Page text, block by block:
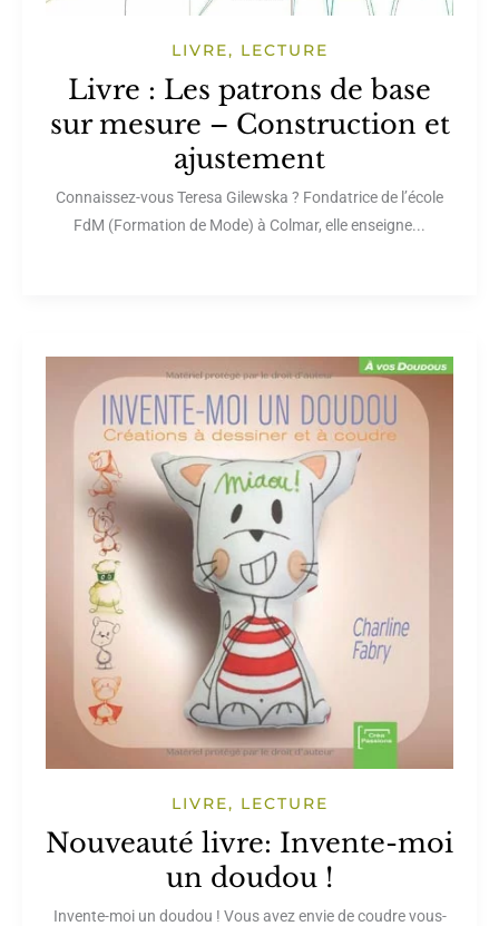
LIVRE, LECTURE
Livre : Les patrons de base
sur mesure – Construction et
ajustement
Connaissez-vous Teresa Gilewska ? Fondatrice de l’école
FdM (Formation de Mode) à Colmar, elle enseigne...
LIVRE, LECTURE
Nouveauté livre: Invente-moi
un doudou !
Invente-moi un doudou ! Vous avez envie de coudre vous-